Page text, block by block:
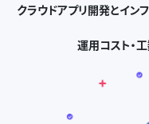
クラウドアプリ開発とイン
運用コスト・